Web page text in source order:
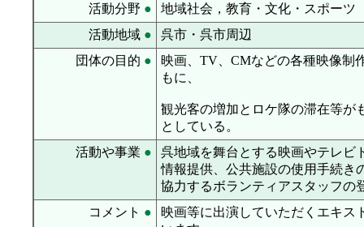
活動分野 ●
地域社会，教育・文化・スポーツ
活動地域 ●
呉市・呉市周辺
団体の目的 ●
映画、TV、CMなどの各種映像制
もに、
観光客の増加とロケ隊の滞在等が
としている。
活動や事業 ●
呉地域を舞台とする映画やテレビ
情報提供、公共施設の使用手続き
協力するボランティアスタッフの
コメント ●
映画等に出演していただくエキス